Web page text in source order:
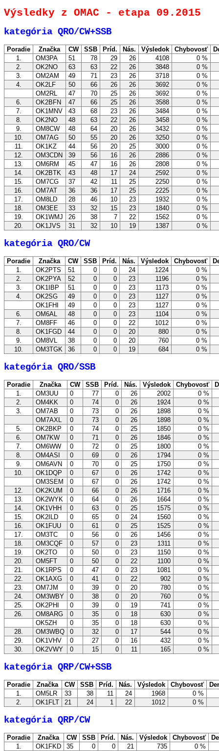
Výsledky z OMAC - etapa 09.2015
kategória QRO/CW+SSB
Poradie Značka CW SSB Príd. Nás. Výsledok Chybovosť
1.
OM3PA 51 78 29 26 4108
0 %
2.
OK2NO 63 63 22 26 3848
0 %
3.
OM2AM 49 71 23 26 3718
0 %
4.
OK2LF 50 66 26 26 3692
0 %
OM2RL
47 70 25 26 3692
0 %
6.
OK2BFN 47 66 25 26 3588
0 %
7.
OK1MNV 43 68 23 26 3484
0 %
8.
OK2NO 48 63 22 26 3458
0 %
9.
OM8CW 48 64 20 26 3432
0 %
10.
OM7AG 50 55 20 26 3250
0 %
11.
OK1KZ 44 56 20 25 3000
0 %
12.
OM3CDN 39 56 16 26 2886
0 %
13.
OM6RM 45 47 16 26 2808
0 %
14.
OK2BTK 43 48 17 24 2592
0 %
15.
OM7CG 37 42 11 25 2250
0 %
16.
OM7AT 36 36 17 25 2225
0 %
17.
OM8LD 28 46 10 23 1932
0 %
18.
OM3EE 33 32 15 23 1840
0 %
19.
OK1WMJ 26 38 7 22 1562
0 %
20.
OK1JVS 31 32 10 19 1387 0 %
kategória QRO/CW
Poradie Značka CW SSB Príd. Nás. Výsledok Chybovosť
1.
OK2PTS 51 0 0 24 1224
0 %
2.
OK2PYA 52 0 0 23 1196
0 %
3.
OK1IBP 51 0 0 23 1173
0 %
4.
OK2SG 49 0 0 23 1127
0 %
OK1FHI
49 0 0 23 1127
0 %
6.
OM6AL 48 0 0 23 1104
0 %
7.
OM8FF 46 0 0 22 1012
0 %
8.
OK1FGD 44 0 0 20 880
0 %
9.
OM8VL 38 0 0 20 760
0 %
10.
OM3TGK 36 0 0 19 684 0 %
kategória QRO/SSB
Poradie Značka CW SSB Príd. Nás. Výsledok Chybovosť
1.
OM3UU 0 77 0 26 2002
0 %
2.
OM4KK 0 74 0 26 1924
0 %
3.
OM7AB 0 73 0 26 1898
0 %
OM7AXL
0 73 0 26 1898
0 %
5.
OK2BKP 0 74 0 25 1850
0 %
6.
OM7KW 0 71 0 26 1846
0 %
7.
OM6WW 0 72 0 25 1800
0 %
8.
OM4ASI 0 69 0 26 1794
0 %
9.
OM6AVN 0 70 0 25 1750
0 %
10.
OK1DQP 0 67 0 26 1742
0 %
OM3SEM
0 67 0 26 1742
0 %
12.
OK2KUM 0 66 0 26 1716
0 %
13.
OK2WYK 0 64 0 26 1664
0 %
14.
OK1VHH 0 63 0 25 1575
0 %
15.
OK2ILD 0 65 0 24 1560
0 %
16.
OK1FUU 0 61 0 25 1525
0 %
17.
OM3TC 0 56 0 26 1456
0 %
18.
OM3CQF 0 57 0 23 1311
0 %
19.
OK2TO 0 50 0 23 1150
0 %
20.
OM5FT 0 50 0 22 1100
0 %
21.
OK1RPS 0 47 0 23 1081
0 %
22.
OK1AXG 0 41 0 22 902
0 %
23.
OM7JM 0 39 0 20 780
0 %
24.
OM3WBY 0 38 0 20 760
0 %
25.
OK2PHI 0 39 0 19 741
0 %
26.
OM8ARG 0 35 0 18 630
0 %
OK5ZH
0 35 0 18 630
0 %
28.
OM3WBQ 0 32 0 17 544
0 %
29.
OK1VHV 0 27 0 16 432
0 %
30.
OK2VWY 0 15 0 11 165 0 %
kategória QRP/CW+SSB
Poradie Značka CW SSB Príd. Nás. Výsledok Chybovosť
1.
OM5LR 33 38 11 24 1968
0 %
2.
OK1FLT 21 24 1 22 1012 0 %
kategória QRP/CW
Poradie Značka CW SSB Príd. Nás. Výsledok Chybovosť
1.
OK1FKD 35 0 0 21 735
0 %